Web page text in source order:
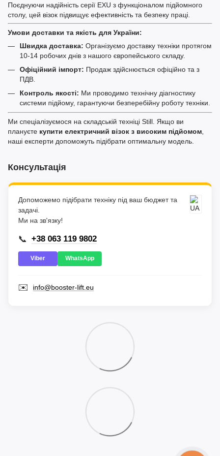
Поєднуючи надійність серії EXU з функціоналом підйомного
столу, цей візок підвищує ефективність та безпеку праці.
Умови доставки та якість для України:
Швидка доставка: Організуємо доставку техніки протягом
10-14 робочих днів з нашого європейського складу.
Офіційний імпорт: Продаж здійснюється офіційно та з
ПДВ.
Контроль якості: Ми проводимо технічну діагностику
системи підйому, гарантуючи безперебійну роботу техніки.
Ми спеціалізуємося на складській техніці Still. Якщо ви
плануєте купити електричний візок з високим підйомом
наші експерти допоможуть підібрати оптимальну модель.
Консультація
Допоможемо підібрати техніку під ваш бюджет та
задачі.
Ми на зв'язку!
📞 +38 063 119 9802
Viber WhatsApp
✉️ info@booster-lift.eu